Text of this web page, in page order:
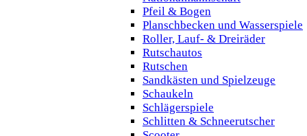
Pfeil & Bogen
Planschbecken und Wasserspiele
Roller, Lauf- & Dreiräder
Rutschautos
Rutschen
Sandkästen und Spielzeuge
Schaukeln
Schlägerspiele
Schlitten & Schneerutscher